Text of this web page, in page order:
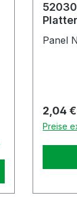
für
Panel
2,04 €
Preise